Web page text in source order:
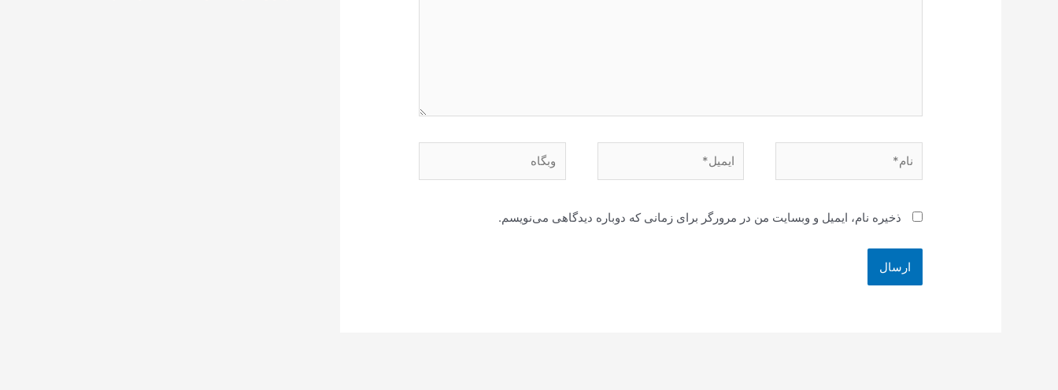
ذخیره نام، ایمیل و وبسایت من در مرورگر برای زمانی که دوباره دیدگاهی می‌نویسم.